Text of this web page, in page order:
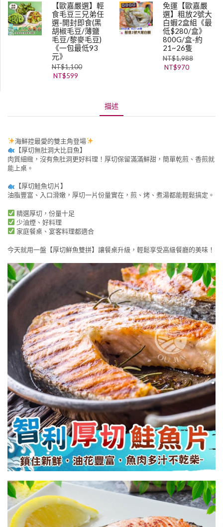
【歐嘉嚴選】輕
食毛豆三兄弟任
選-開封即食(黑
胡椒毛豆/薄鹽
毛豆/黎麥毛豆)
《一包最低93
元》
NT$1,100
NT$599
免運【歐嘉嚴
選】粗放2號大
白蝦2盒組《最
低$280/盒》
800G/盒-約
21~26隻
NT$1,988
NT$970
描述
海鮮控最愛的雙主角登場
【厚切無肚洞大比目魚】
肉質細緻，沒有魚肚洞更好料理！厚切保留滿滿鮮甜，簡單乾煎、香煎就
能上桌。
【厚切鮭魚切片】
油脂豐富、入口滑嫩，厚切一片份量實在，煎、烤、煮湯都能輕鬆搞定。
精選厚切，份量十足
少油煙、好料理
家庭餐桌、宴客料理都適合
今天就用一盤【厚切鮮魚雙拼】讓餐桌升級，輕鬆享受高級餐廳的美味！